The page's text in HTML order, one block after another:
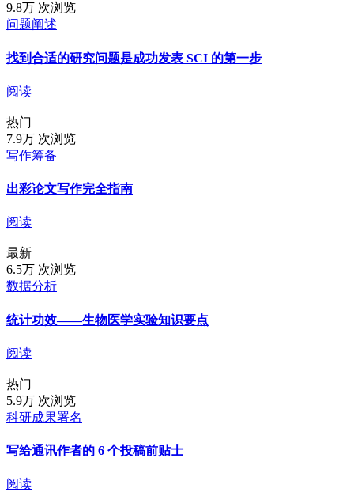
9.8万 次浏览
问题阐述
找到合适的研究问题是成功发表 SCI 的第一步
阅读
热门
7.9万 次浏览
写作筹备
出彩论文写作完全指南
阅读
最新
6.5万 次浏览
数据分析
统计功效——生物医学实验知识要点
阅读
热门
5.9万 次浏览
科研成果署名
写给通讯作者的 6 个投稿前贴士
阅读